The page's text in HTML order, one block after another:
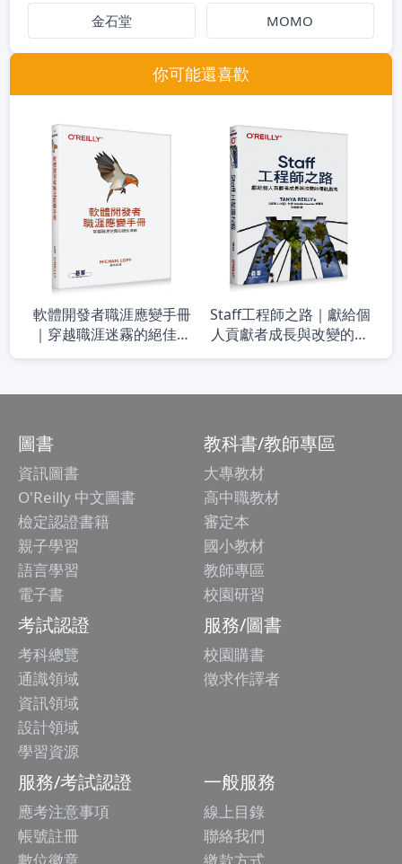
金石堂 MOMO
你可能還喜歡
軟體開發者職涯應變手冊
｜穿越職涯迷霧的絕佳導
航
Staff工程師之路｜獻給個
人貢獻者成長與改變的導
航指南
圖書
資訊圖書
O'Reilly 中文圖書
檢定認證書籍
親子學習
語言學習
電子書
教科書/教師專區
大專教材
高中職教材
審定本
國小教材
教師專區
校園研習
考試認證
考科總覽
通識領域
資訊領域
設計領域
學習資源
服務/圖書
校園購書
徵求作譯者
服務/考試認證
應考注意事項
帳號註冊
數位徽章
一般服務
線上目錄
聯絡我們
繳款方式